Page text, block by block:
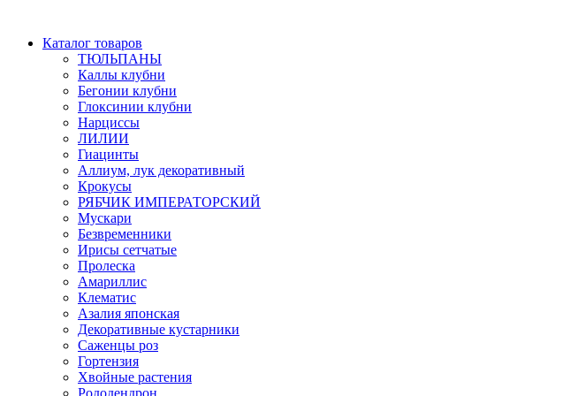
Каталог товаров
ТЮЛЬПАНЫ
Каллы клубни
Бегонии клубни
Глоксинии клубни
Нарциссы
ЛИЛИИ
Гиацинты
Аллиум, лук декоративный
Крокусы
РЯБЧИК ИМПЕРАТОРСКИЙ
Мускари
Безвременники
Ирисы сетчатые
Пролеска
Амариллис
Клематис
Азалия японская
Декоративные кустарники
Саженцы роз
Гортензия
Хвойные растения
Рододендрон